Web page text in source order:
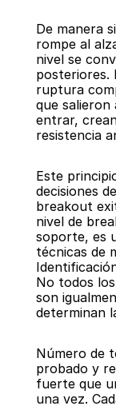
De manera
rompe al
nivel se
posteriores.
ruptura
que
entrar,
resistencia
Este
decisiones
breakout
nivel de
soporte, es
técnicas de
No todos
son
determinan
Número de
probado y
fuerte que
una vez.